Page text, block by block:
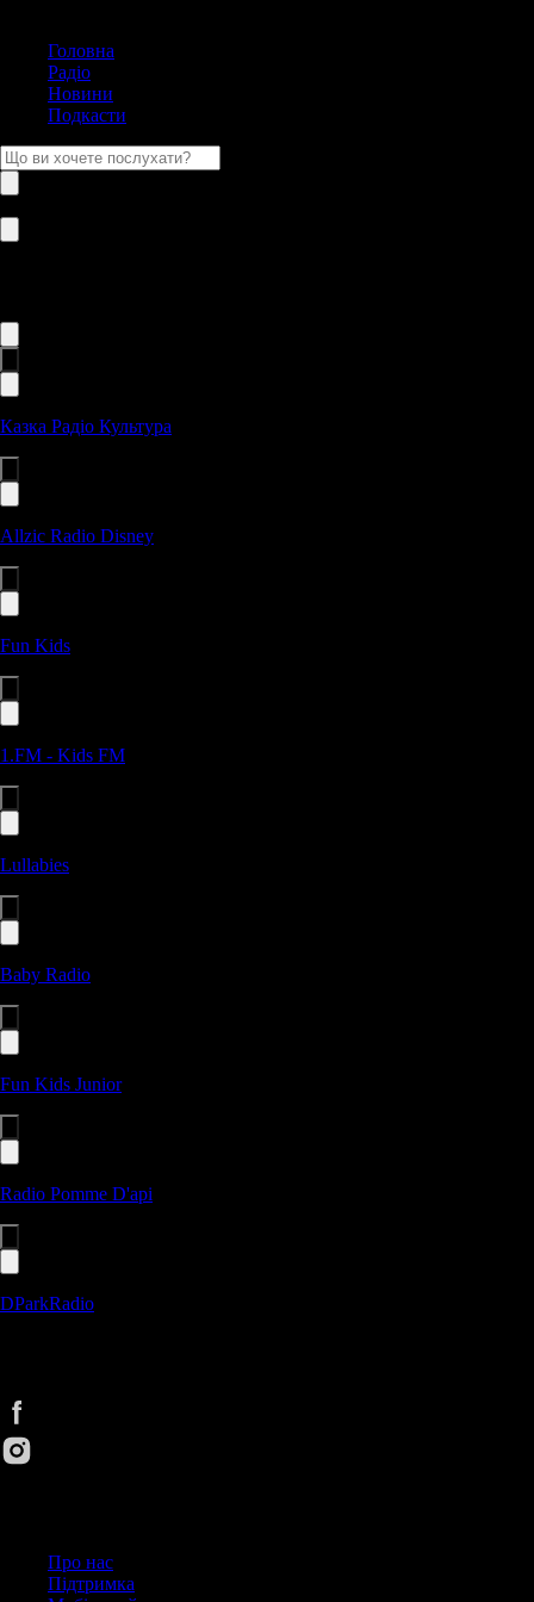
Головна
Радіо
Новини
Подкасти
Казка Радіо Культура
Allzic Radio Disney
Fun Kids
1.FM - Kids FM
Lullabies
Baby Radio
Fun Kids Junior
Radio Pomme D'api
DParkRadio
Про нас
Підтримка